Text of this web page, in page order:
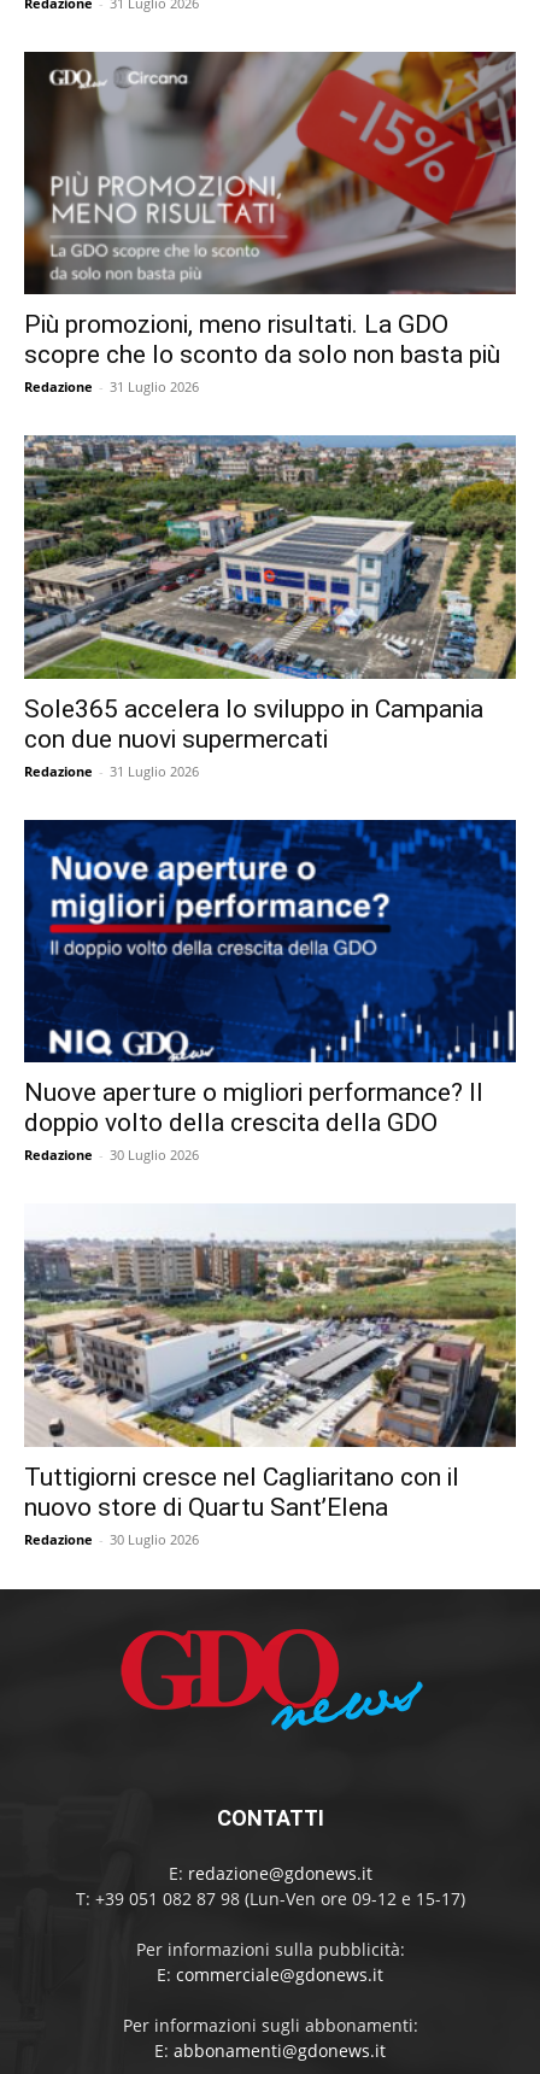
Più promozioni, meno risultati. La GDO
scopre che lo sconto da solo non basta più
Redazione - 31 Luglio 2026
Sole365 accelera lo sviluppo in Campania
con due nuovi supermercati
Redazione - 31 Luglio 2026
Nuove aperture o migliori performance? Il
doppio volto della crescita della GDO
Redazione - 30 Luglio 2026
Tuttigiorni cresce nel Cagliaritano con il
nuovo store di Quartu Sant’Elena
Redazione - 30 Luglio 2026
CONTATTI
E: redazione@gdonews.it
T: +39 051 082 87 98 (Lun-Ven ore 09-12 e 15-17)
Per informazioni sulla pubblicità:
E: commerciale@gdonews.it
Per informazioni sugli abbonamenti:
E: abbonamenti@gdonews.it